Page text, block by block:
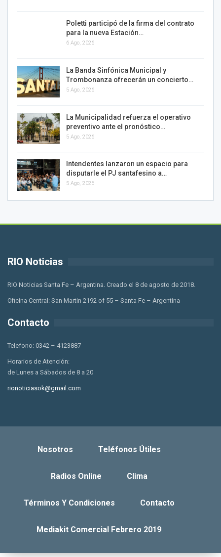
Poletti participó de la firma del contrato
para la nueva Estación…
6 Ago, 2026
La Banda Sinfónica Municipal y
Trombonanza ofrecerán un concierto…
5 Ago, 2026
La Municipalidad refuerza el operativo
preventivo ante el pronóstico…
5 Ago, 2026
Intendentes lanzaron un espacio para
disputarle el PJ santafesino a…
5 Ago, 2026
RIO Noticias
RIO Noticias Santa Fe – Argentina. Creado el 8 de agosto de 2018.
Oficina Central: San Martin 2192 of 55 – Santa Fe – Argentina
Contacto
Telefono: 0342 – 4123887
Horarios de Atención:
de Lunes a Sábados de 8 a 20
rionoticiasok@gmail.com
Nosotros Teléfonos Útiles
Radios Online Clima
Términos Y Condiciones Contacto
Mediakit Comercial Febrero 2019